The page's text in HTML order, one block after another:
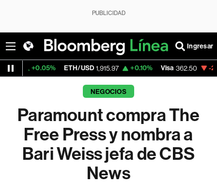
PUBLICIDAD
Ingresar
ETH/USD 1,915.97 +0.10% Visa 362.50 -2.15%
NEGOCIOS
Paramount compra The
Free Press y nombra a
Bari Weiss jefa de CBS
News